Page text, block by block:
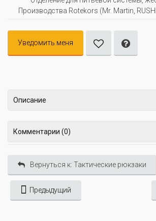
Производства Rotekors (Mr. Martin,
Уведомить меня
Описание
Комментарии (0)
Вернуться к: Тактические рюкзаки
Предыдущий